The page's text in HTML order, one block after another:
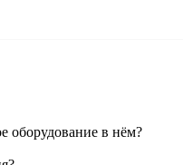
оборудование в нём?